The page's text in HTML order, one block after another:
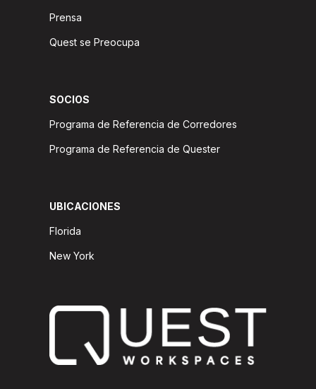
Prensa
Quest se Preocupa
SOCIOS
Programa de Referencia de Corredores
Programa de Referencia de Quester
UBICACIONES
Florida
New York